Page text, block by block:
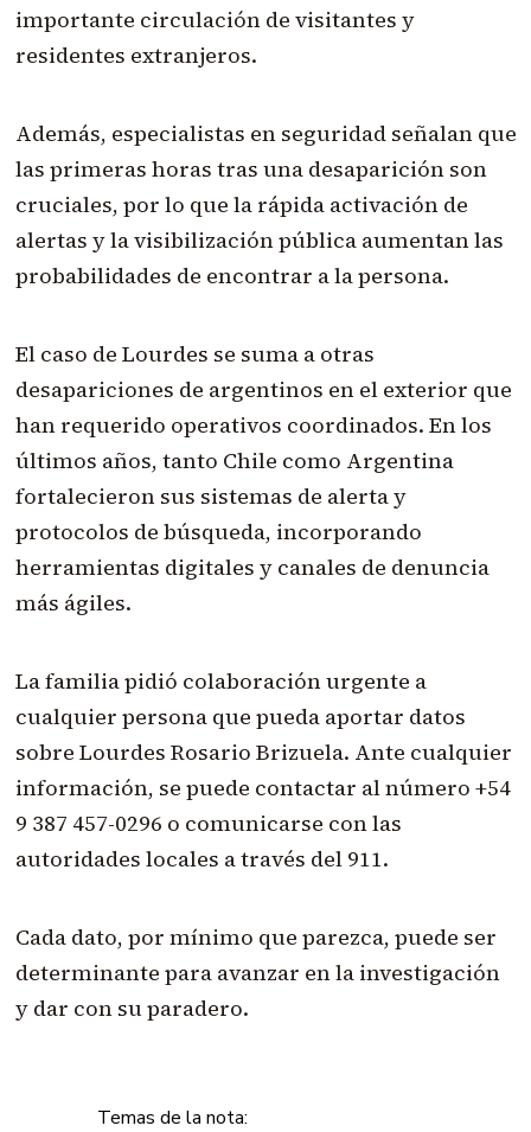
importante circulación de visitantes y
residentes extranjeros.
Además, especialistas en seguridad señalan que
las primeras horas tras una desaparición son
cruciales, por lo que la rápida activación de
alertas y la visibilización pública aumentan las
probabilidades de encontrar a la persona.
El caso de Lourdes se suma a otras
desapariciones de argentinos en el exterior que
han requerido operativos coordinados. En los
últimos años, tanto Chile como Argentina
fortalecieron sus sistemas de alerta y
protocolos de búsqueda, incorporando
herramientas digitales y canales de denuncia
más ágiles.
La familia pidió colaboración urgente a
cualquier persona que pueda aportar datos
sobre Lourdes Rosario Brizuela. Ante cualquier
información, se puede contactar al número +54
9 387 457-0296 o comunicarse con las
autoridades locales a través del 911.
Cada dato, por mínimo que parezca, puede ser
determinante para avanzar en la investigación
y dar con su paradero.
Temas de la nota: